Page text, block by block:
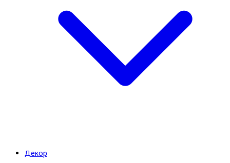
Декор